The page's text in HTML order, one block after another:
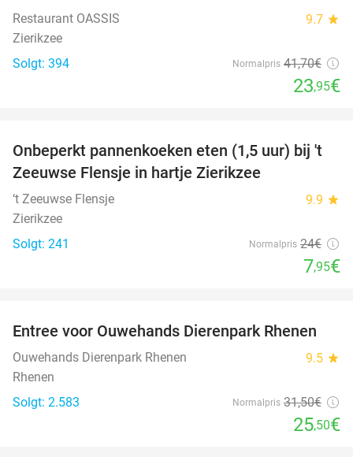
Restaurant OASSIS 9.7 star
Zierikzee
Solgt: 394
Normalpris 41,70€
23,95€
67%
Onbeperkt pannenkoeken eten (1,5 uur) bij 't
Zeeuwse Flensje in hartje Zierikzee
‘t Zeeuwse Flensje 9.9 star
Zierikzee
Solgt: 241
Normalpris 24€
7,95€
19%
Entree voor Ouwehands Dierenpark Rhenen
Ouwehands Dierenpark Rhenen 9.5 star
Rhenen
Solgt: 2.583
Normalpris 31,50€
25,50€